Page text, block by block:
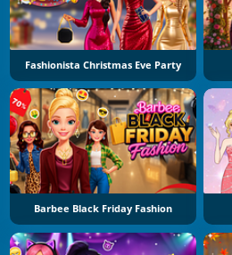
Fashionista Christmas Eve Party
Barbee Black Friday Fashion